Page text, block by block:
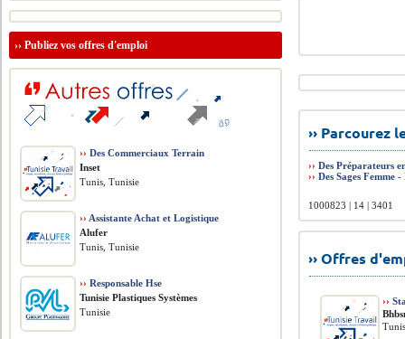
››
››Des Préparateurs
››Des Sages Femme
1000823 | 14 | 3401
›› Offres
››
››Publiez vos offres d'emploi
›› Des Commerciaux Terrain
Inset
Tunis, Tunisie
›› Assistante Achat et Logistique
Alufer
Tunis, Tunisie
›› Responsable Hse
Tunisie Plastiques Systèmes
Tunisie